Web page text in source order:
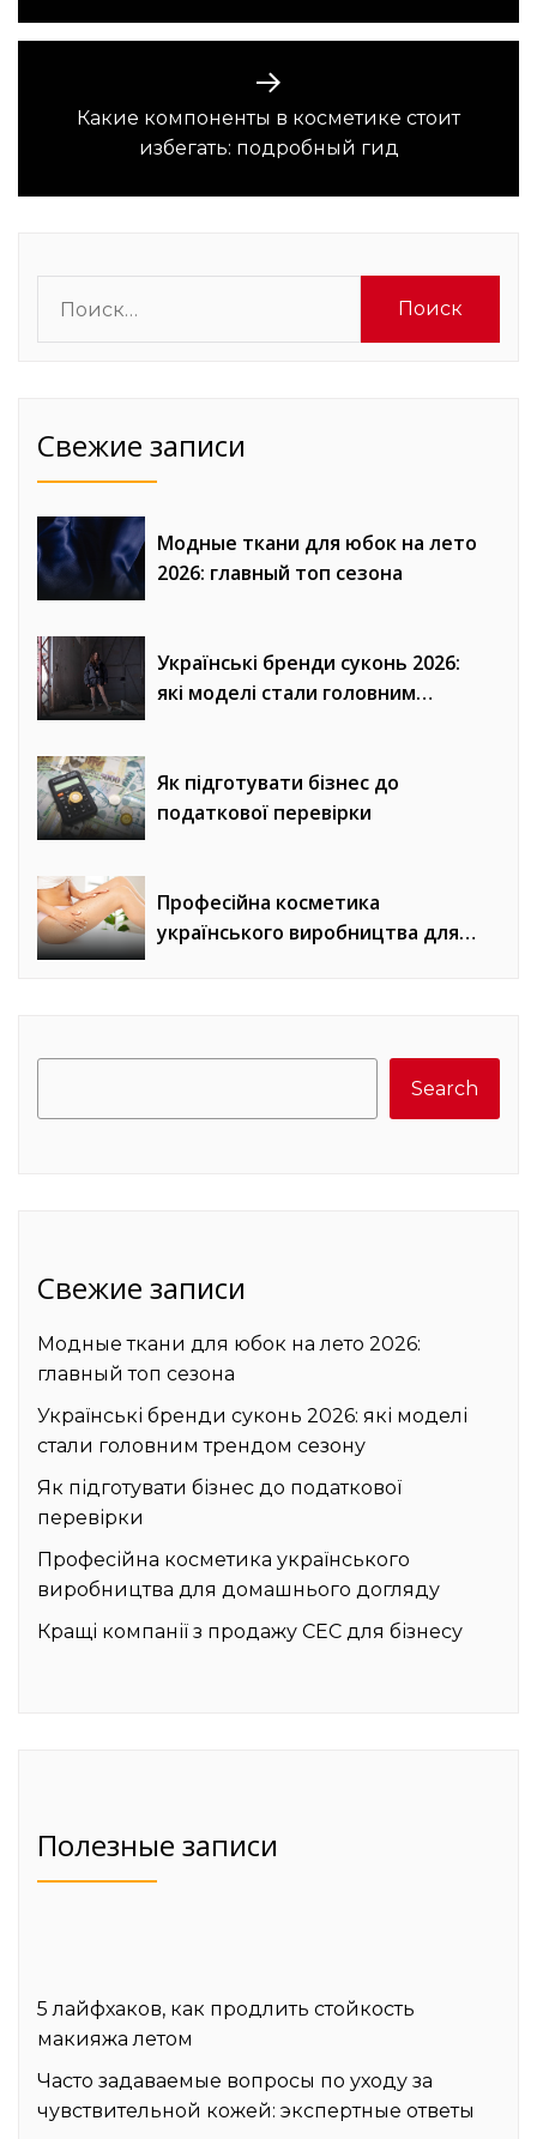
Следующая
запись:
Какие компоненты в косметике стоит
избегать: подробный гид
Свежие записи
Модные ткани для юбок на лето
2026: главный топ сезона
Українські бренди суконь 2026:
які моделі стали головним
Як підготувати бізнес до
податкової перевірки
Професійна косметика
українського виробництва для
Search
Свежие записи
Модные ткани для юбок на лето 2026:
главный топ сезона
Українські бренди суконь 2026: які моделі
стали головним трендом сезону
Як підготувати бізнес до податкової
перевірки
Професійна косметика українського
виробництва для домашнього догляду
Кращі компанії з продажу СЕС для бізнесу
Полезные записи
5 лайфхаков, как продлить стойкость
макияжа летом
Часто задаваемые вопросы по уходу за
чувствительной кожей: экспертные ответы